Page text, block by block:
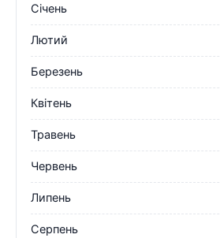
Січень
Лютий
Березень
Квітень
Травень
Червень
Липень
Серпень